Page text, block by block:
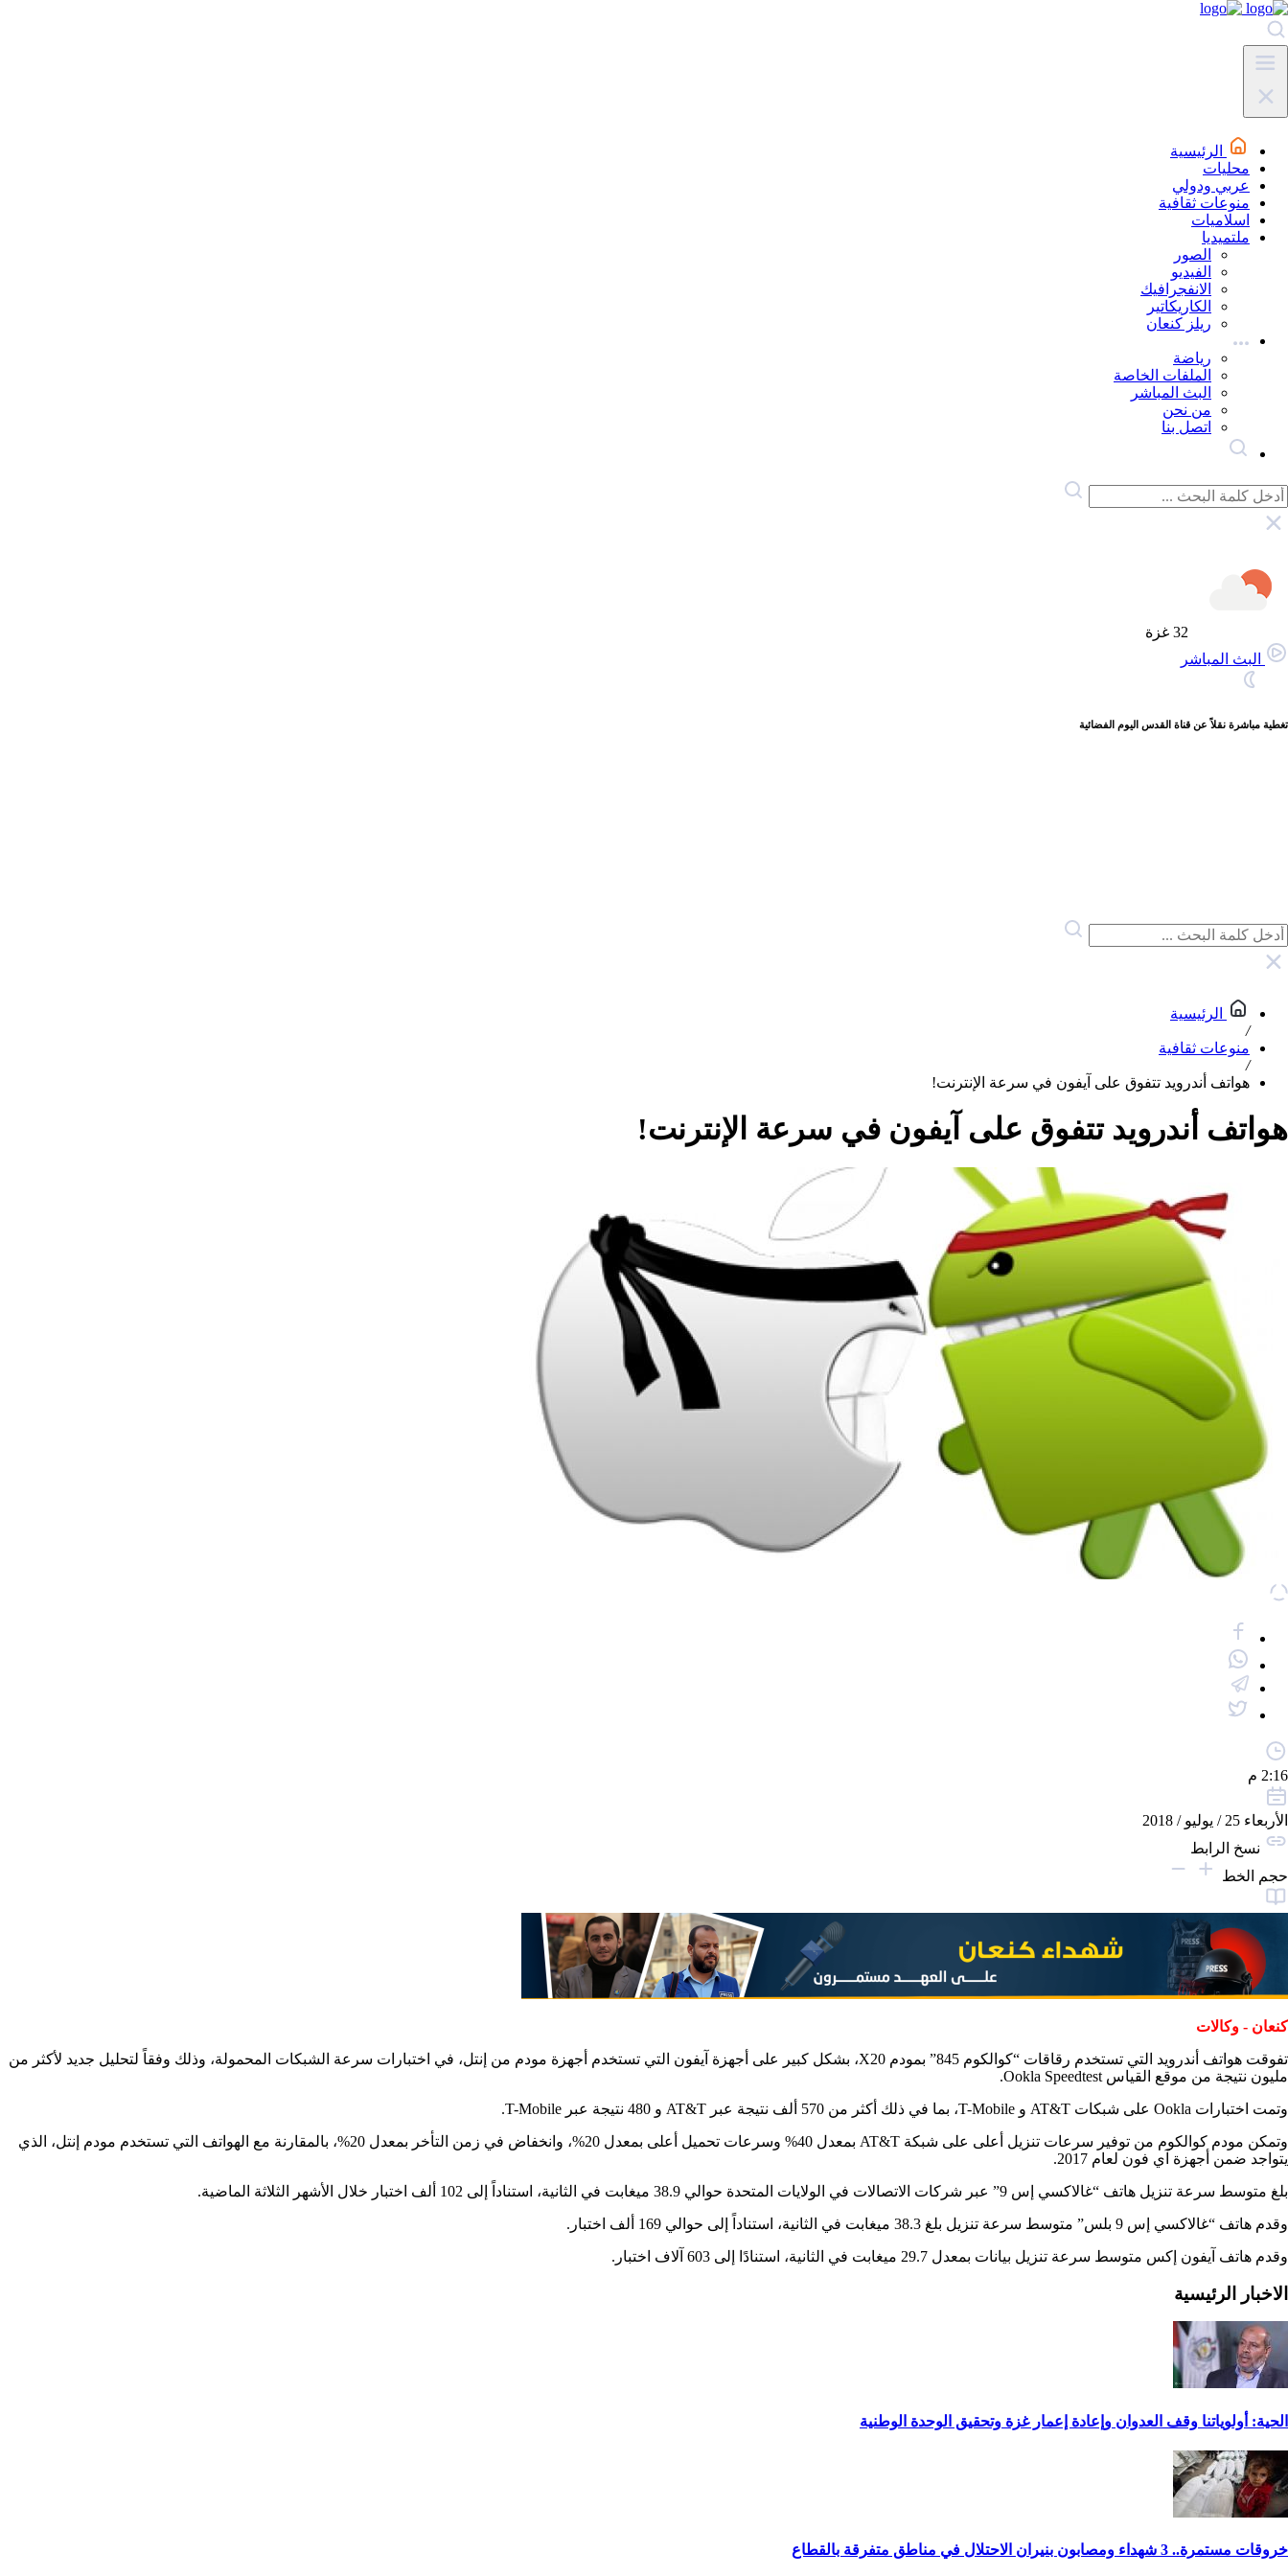
الرئيسية
محليات
عربي ودولي
منوعات ثقافية
اسلاميات
ملتميديا
الصور
الفيديو
الانفجرافيك
الكاريكاتير
ريلز كنعان
رياضة
الملفات الخاصة
البث المباشر
من نحن
اتصل بنا
32 غزة
البث المباشر
تغطية مباشرة نقلاً عن قناة القدس اليوم الفضائية
الرئيسية
/
منوعات ثقافية
/
هواتف أندرويد تتفوق على آيفون في سرعة الإنترنت!
هواتف أندرويد تتفوق على آيفون في سرعة الإنترنت!
2:16 م
الأربعاء 25 / يوليو / 2018
نسخ الرابط
حجم الخط
كنعان - وكالات
تفوقت هواتف أندرويد التي تستخدم رقاقات “كوالكوم 845” بمودم X20، بشكل كبير على أجهزة آيفون التي تستخدم أجهزة مودم من إنتل، في اختبارات سرعة الشبكات المحمولة، وذلك وفقاً لتحليل جديد لأكثر من
مليون نتيجة من موقع القياس Ookla Speedtest.
وتمت اختبارات Ookla على شبكات AT&T و T-Mobile، بما في ذلك أكثر من 570 ألف نتيجة عبر AT&T و 480 نتيجة عبر T-Mobile.
وتمكن مودم كوالكوم من توفير سرعات تنزيل أعلى على شبكة AT&T بمعدل 40% وسرعات تحميل أعلى بمعدل 20%، وانخفاض في زمن التأخر بمعدل 20%، بالمقارنة مع الهواتف التي تستخدم مودم إنتل، الذي
يتواجد ضمن أجهزة آي فون لعام 2017.
بلغ متوسط سرعة تنزيل هاتف “غالاكسي إس 9” عبر شركات الاتصالات في الولايات المتحدة حوالي 38.9 ميغابت في الثانية، استناداً إلى 102 ألف اختبار خلال الأشهر الثلاثة الماضية.
وقدم هاتف “غالاكسي إس 9 بلس” متوسط سرعة تنزيل بلغ 38.3 ميغابت في الثانية، استناداً إلى حوالي 169 ألف اختبار.
وقدم هاتف آيفون إكس متوسط سرعة تنزيل بيانات بمعدل 29.7 ميغابت في الثانية، استنادًا إلى 603 آلاف اختبار.
الاخبار الرئيسية
الحية: أولوياتنا وقف العدوان وإعادة إعمار غزة وتحقيق الوحدة الوطنية
خروقات مستمرة.. 3 شهداء ومصابون بنيران الاحتلال في مناطق متفرقة بالقطاع